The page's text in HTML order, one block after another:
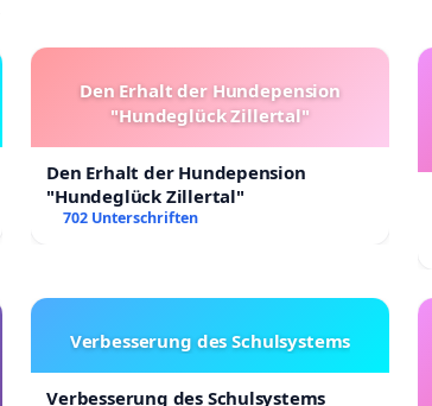
Den Erhalt der Hundepension
"Hundeglück Zillertal"
Den Erhalt der Hundepension
"Hundeglück Zillertal"
702 Unterschriften
Verbesserung des Schulsystems
Verbesserung des Schulsystems